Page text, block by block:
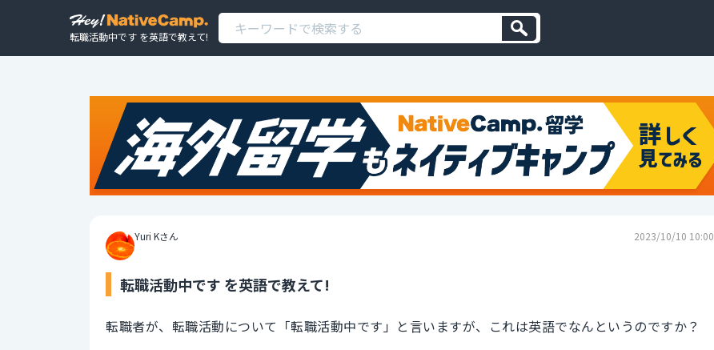
転職活動中です を英語で教えて!
Yuri Kさん 2023/10/10 10:00
転職活動中です を英語で教えて!
転職者が、転職活動について「転職活動中です」と言いますが、これは英語でなんというのですか？